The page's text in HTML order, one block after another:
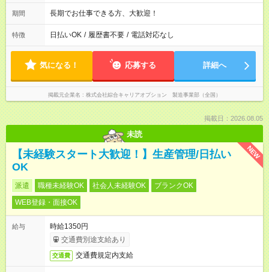
期間 長期でお仕事できる方、大歓迎！
特徴 日払いOK / 履歴書不要 / 電話対応なし
気になる！ 応募する 詳細へ
掲載元企業名 株式会社綜合キャリアオプション 製造事業部（全国）
掲載日：2026.08.05
未読
NEW
【未経験スタート大歓迎！】生産管理/日払い
OK
派遣 職種未経験OK 社会人未経験OK
ブランクOK
WEB登録・面接OK
給与
時給1350円
交通費別途支給あり
交通費 交通費規定内支給